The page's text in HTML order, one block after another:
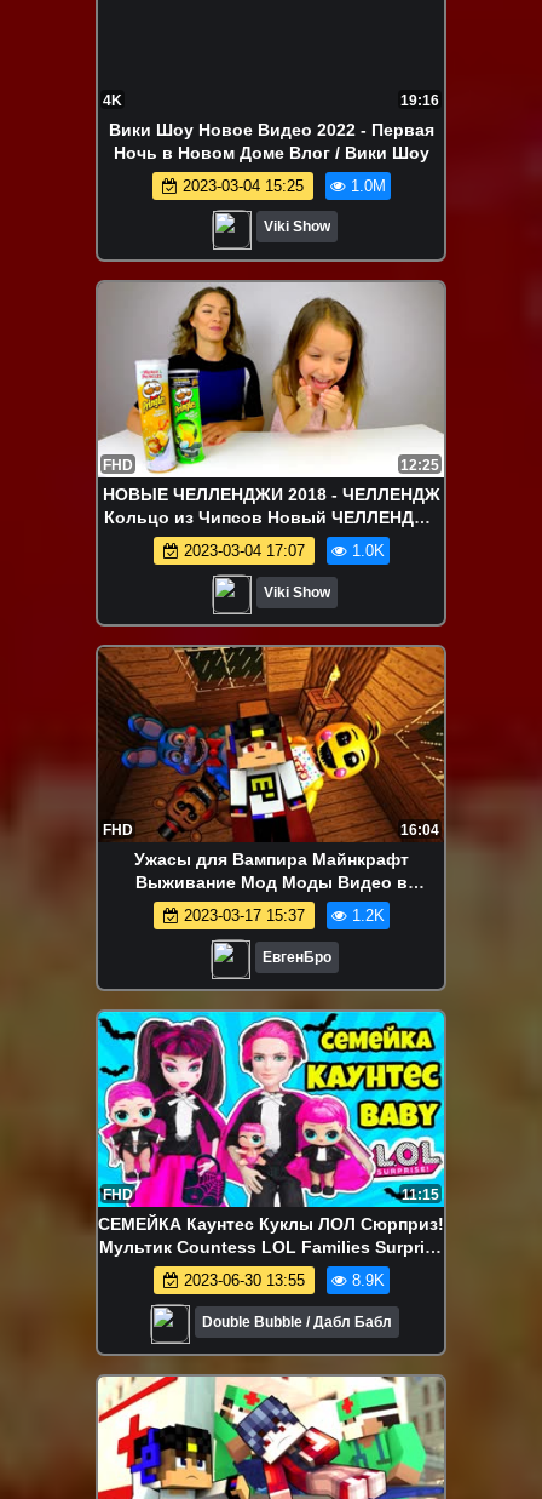
4K 19:16
Вики Шоу Новое Видео 2022 - Первая
Ночь в Новом Доме Влог / Вики Шоу
2023-03-04 15:25 1.0M
Viki Show
FHD 12:25
НОВЫЕ ЧЕЛЛЕНДЖИ 2018 - ЧЕЛЛЕНДЖ
Кольцо из Чипсов Новый ЧЕЛЛЕНДЖ /
Вики Шоу
2023-03-04 17:07 1.0K
Viki Show
FHD 16:04
Ужасы для Вампира Майнкрафт
Выживание Мод Моды Видео в
Майнкрафте Хоррор Карты
2023-03-17 15:37 1.2K
ЕвгенБро
FHD 11:15
СЕМЕЙКА Каунтес Куклы ЛОЛ Сюрприз!
Мультик Countess LOL Families Surprise
Dolls видео для детей
2023-06-30 13:55 8.9K
Double Bubble / Дабл Бабл